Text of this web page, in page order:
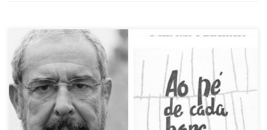
O Facho sinte un profundo pesar ante o pasamento de Salvador
Garcia-Bodaño, unha persoa que colaborou con esta Agrupación
Cultural desde os seus primeiros tempos dun xeito desinteresado e
xeneroso. Salvador García- Bodaño ((1935- 2023) foi membro dunha
xeneración –a das Festas Minervais– que se manifesta a finales dos 50.